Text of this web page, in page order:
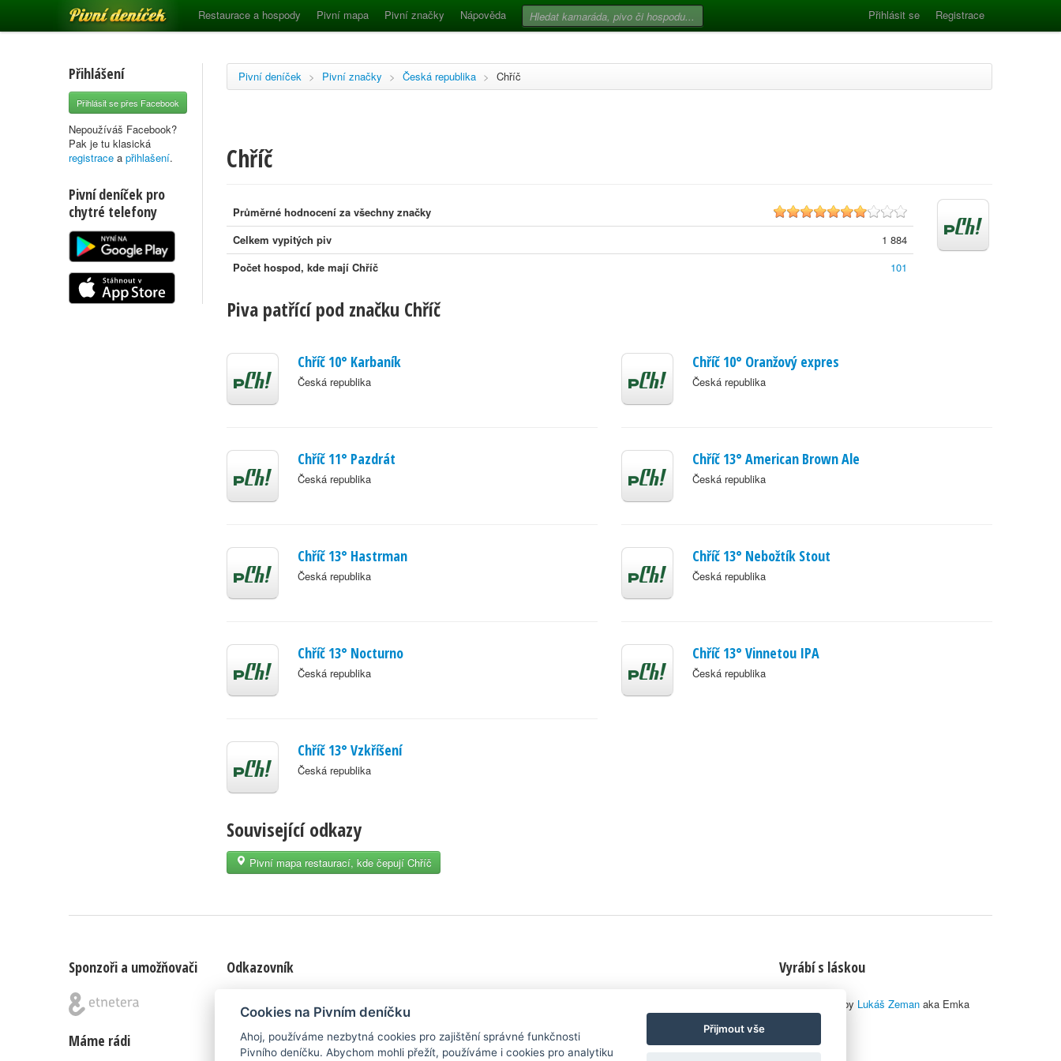
Pivní deníček Restaurace a hospody Pivní mapa Pivní značky Nápověda Přihlásit se Registrace
Přihlášení
Přihlásit se přes Facebook
Nepoužíváš Facebook?
Pak je tu klasická
registrace a přihlašení.
Pivní deníček pro
chytré telefony
Pivní deníček > Pivní značky > Česká republika > Chříč
Chříč
Průměrné hodnocení za všechny značky
6.5
Celkem vypitých piv
1 884
Počet hospod, kde mají Chříč
101
Piva patřící pod značku Chříč
Chříč 10° Karbaník
Česká republika
Chříč 10° Oranžový expres
Česká republika
Chříč 11° Pazdrát
Česká republika
Chříč 13° American Brown Ale
Česká republika
Chříč 13° Hastrman
Česká republika
Chříč 13° Nebožtík Stout
Česká republika
Chříč 13° Nocturno
Česká republika
Chříč 13° Vinnetou IPA
Česká republika
Chříč 13° Vzkříšení
Česká republika
Související odkazy
Pivní mapa restaurací, kde čepují Chříč
Sponzoři a umožňovači Odkazovník
Blog| Nápady & připomínky | Aplikace pro
Vyrábí s láskou
© 2010–2026 by Lukáš Zeman aka Emka
Máme rádi Poznámka pod čarou
Cookies na Pivním deníčku
Ahoj, používáme nezbytná cookies pro zajištění správné funkčnosti
Pivního deníčku. Abychom mohli přežít, používáme i cookies pro analytiku
Přijmout vše